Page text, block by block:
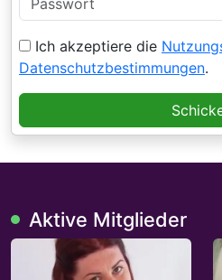
Ich akzeptiere die
Datenschutzbestimmungen.
Aktive Mitglieder